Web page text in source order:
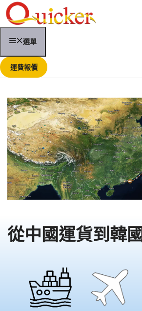
跳
至
內
選單
運費報價
從中國運貨到韓國